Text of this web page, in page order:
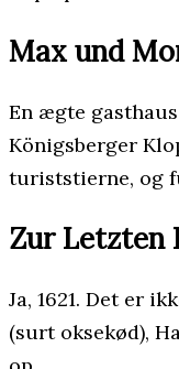
Max und
En ægte
Königsberger
turiststierne, og
Zur Letzten
Ja, 1621. Det er
(surt oksekød),